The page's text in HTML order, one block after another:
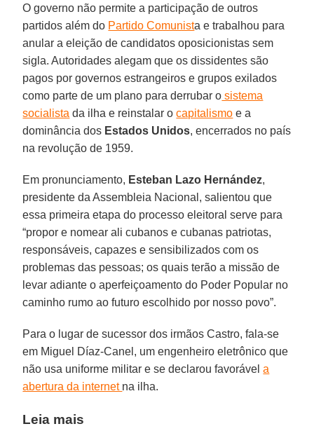
O governo não permite a participação de outros
partidos além do Partido Comunista e trabalhou para
anular a eleição de candidatos oposicionistas sem
sigla. Autoridades alegam que os dissidentes são
pagos por governos estrangeiros e grupos exilados
como parte de um plano para derrubar o sistema
socialista da ilha e reinstalar ocapitalismo e a
dominância dos Estados Unidos, encerrados no país
na revolução de 1959.
Em pronunciamento, Esteban Lazo Hernández,
presidente da Assembleia Nacional, salientou que
essa primeira etapa do processo eleitoral serve para
“propor e nomear ali cubanos e cubanas patriotas,
responsáveis, capazes e sensibilizados com os
problemas das pessoas; os quais terão a missão de
levar adiante o aperfeiçoamento do Poder Popular no
caminho rumo ao futuro escolhido por nosso povo”.
Para o lugar de sucessor dos irmãos Castro, fala-se
em Miguel Díaz-Canel, um engenheiro eletrônico que
não usa uniforme militar e se declarou favorávela
abertura da internet na ilha.
Leia mais